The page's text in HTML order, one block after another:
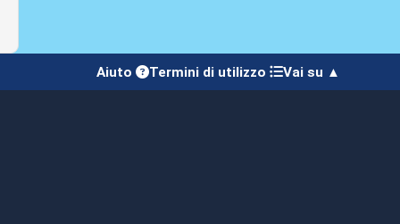
Aiuto Termini di utilizzo Vai su ▲